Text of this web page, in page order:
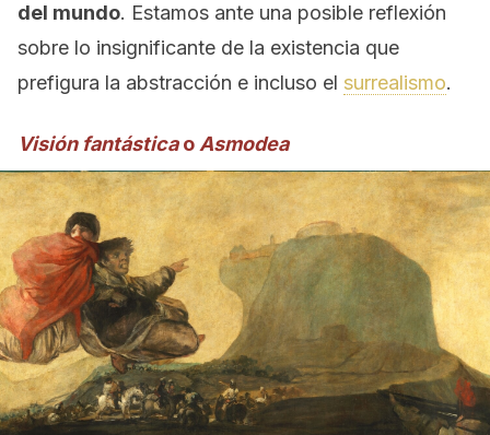
del mundo. Estamos ante una posible reflexión
sobre lo insignificante de la existencia que
prefigura la abstracción e incluso el surrealismo.
Visión fantásticao Asmodea